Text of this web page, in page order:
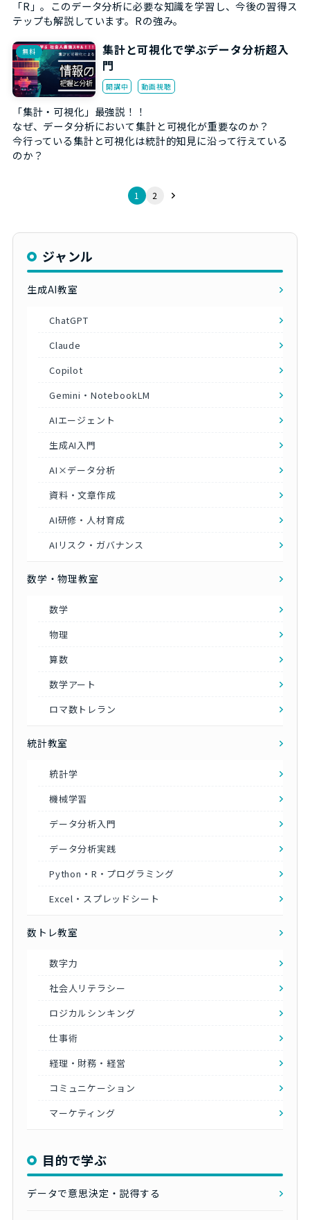
「R」。このデータ分析に必要な知識を学習し、今後の習得ス
テップも解説しています。Rの強み。
無料
集計と可視化で学ぶデータ分析超入
門
開講中 動画視聴
「集計・可視化」最強説！！
なぜ、データ分析において集計と可視化が重要なのか？
今行っている集計と可視化は統計的知見に沿って行えている
のか？
1 2
ジャンル
生成AI教室
ChatGPT
Claude
Copilot
Gemini・NotebookLM
AIエージェント
生成AI入門
AI×データ分析
資料・文章作成
AI研修・人材育成
AIリスク・ガバナンス
数学・物理教室
数学
物理
算数
数学アート
ロマ数トレラン
統計教室
統計学
機械学習
データ分析入門
データ分析実践
Python・R・プログラミング
Excel・スプレッドシート
数トレ教室
数字力
社会人リテラシー
ロジカルシンキング
仕事術
経理・財務・経営
コミュニケーション
マーケティング
目的で学ぶ
データで意思決定・説得する